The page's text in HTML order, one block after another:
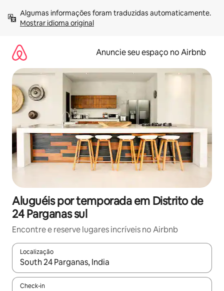
para
Mostrar idioma original
Anuncie seu espaço no Airbnb
Aluguéis por temporada em Distrito de
24 Parganas sul
Encontre e reserve lugares incríveis no Airbnb
Localização
Quando os resultados estiverem disponíveis, explore-os
Check-in